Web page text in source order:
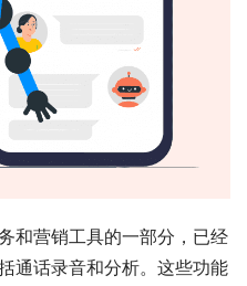
和营销工具的一部分，已经
通话录音和分析。这些功能